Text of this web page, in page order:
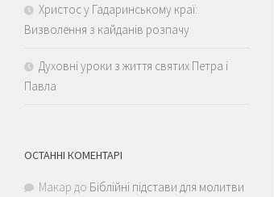
Христос у Гадаринському краї:
Визволення з кайданів розпачу
Духовні уроки з життя святих Петра і
Павла
ОСТАННІ КОМЕНТАРІ
Макар до Біблійні підстави для молитви